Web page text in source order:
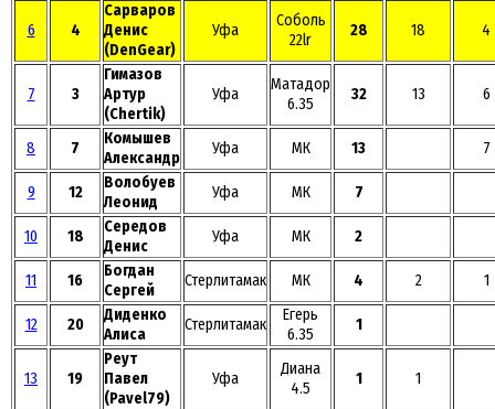
6 4
Сарваров
Денис
(DenGear)
Уфа
Соболь
22lr
28 18 4
7 3
Гимазов
Артур
(Chertik)
Уфа
Матадор
6.35
32 13 6
8 7
Комышев
Александр
Уфа МК 13 7
9 12
Волобуев
Леонид
Уфа МК 7
10 18
Середов
Денис
Уфа МК 2
11 16
Богдан
Сергей
Стерлитамак МК 4 2 1
12 20
Диденко
Алиса
Стерлитамак
Егерь
6.35
1
13 19
Реут
Павел
(Pavel79)
Уфа
Диана
4.5
1 1